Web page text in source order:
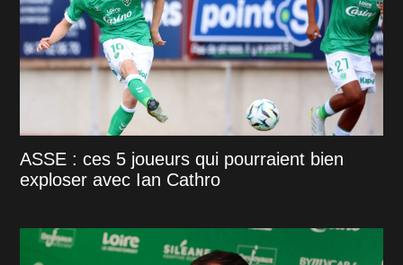
ASSE : ces 5 joueurs qui pourraient bien
exploser avec Ian Cathro